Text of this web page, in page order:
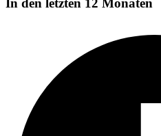
In den letzten 12 Monaten